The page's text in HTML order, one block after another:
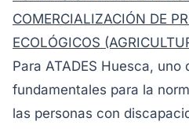
COMERCIALIZACIÓN DE
ECOLÓGICOS
Para ATADES Huesca, uno
fundamentales para la
las personas con